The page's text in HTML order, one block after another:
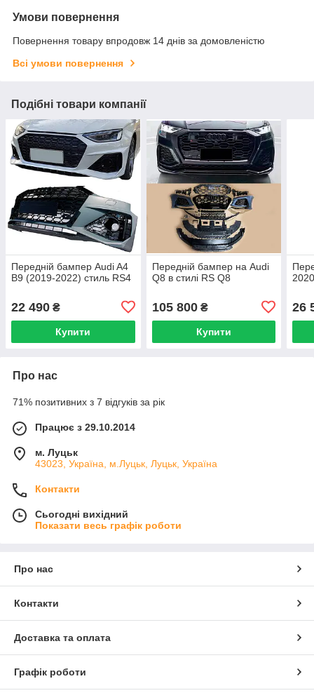
Умови повернення
Повернення товару впродовж 14 днів за домовленістю
Всі умови повернення
Подібні товари компанії
Передній бампер Audi A4
B9 (2019-2022) стиль RS4
22 490 ₴
Купити
Передній бампер на Audi
Q8 в стилі RS Q8
105 800₴
Купити
26
Про нас
71% позитивних з 7 відгуків за рік
Працює з 29.10.2014
м. Луцьк
43023, Україна, м.Луцьк, Луцьк, Україна
Контакти
Сьогодні вихідний
Показати весь графік роботи
Про нас
Контакти
Доставка та оплата
Графік роботи